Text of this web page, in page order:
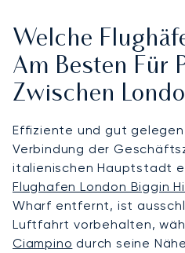
Welche
Am Besten Für
Zwischen
Effiziente und gut
Verbindung der
italienischen Hauptstadt
Flughafen London Biggin
Wharf entfernt, ist
Luftfahrt vorbehalten,
Ciampino durch seine